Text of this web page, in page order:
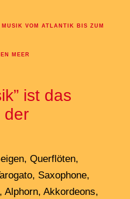
VOM ATLANTIK BIS ZUM
MEER
ist das
der
Querflöten,
Saxophone,
Alphorn, Akkordeons,